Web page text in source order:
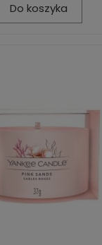
Do koszyka